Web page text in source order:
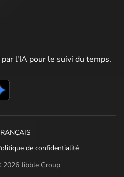
l'IA pour le suivi du temps.
Jibble Group
de confidentialité